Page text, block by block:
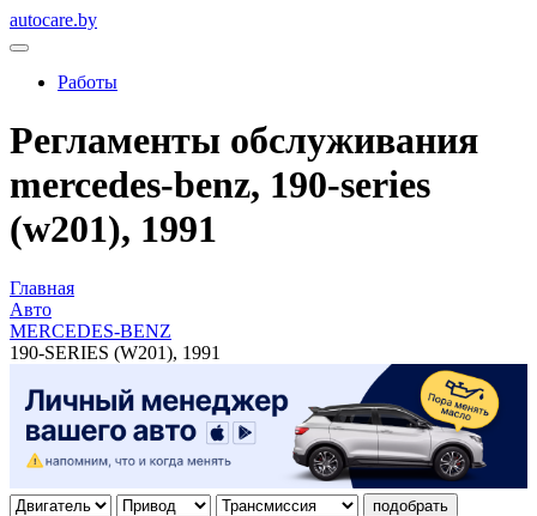
autocare.by
Работы
Регламенты обслуживания
mercedes-benz, 190-series
(w201), 1991
Главная
Авто
MERCEDES-BENZ
190-SERIES (W201), 1991
подобрать